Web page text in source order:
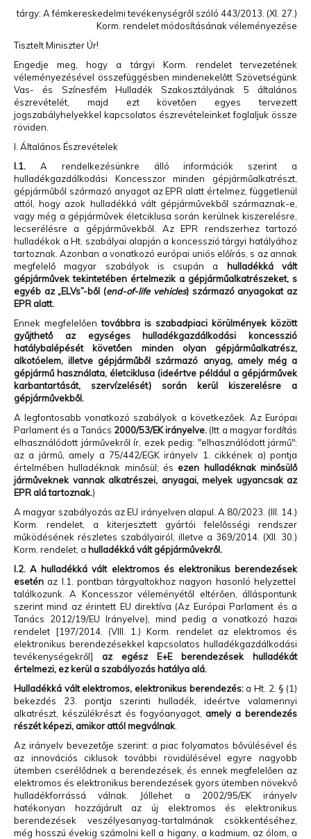
tárgy: A fémkereskedelmi tevékenységről szóló 443/2013. (XI. 27.)
Korm. rendelet módosításának véleményezése
Tisztelt Miniszter Úr!
Engedje meg, hogy a tárgyi Korm. rendelet tervezetének
véleményezésével összefüggésben mindenekelőtt Szövetségünk
Vas- és Színesfém Hulladék Szakosztályának 5 általános
észrevételét, majd ezt követően egyes tervezett
jogszabályhelyekkel kapcsolatos észrevételeinket foglaljuk össze
röviden.
I. Általános Észrevételek
I.1. A rendelkezésünkre álló információk szerint a
hulladékgazdálkodási Koncesszor minden gépjárműalkatrészt,
gépjárműből származó anyagot az EPR alatt értelmez, függetlenül
attól, hogy azok hulladékká vált gépjárművekből származnak-e,
vagy még a gépjárművek életciklusa során kerülnek kiszerelésre,
lecserélésre a gépjárművekből. Az EPR rendszerhez tartozó
hulladékok a Ht. szabályai alapján a koncesszió tárgyi hatályához
tartoznak. Azonban a vonatkozó európai uniós előírás, s az annak
megfelelő magyar szabályok is csupán a hulladékká vált
gépjárművek tekintetében értelmezik a gépjárműalkatrészeket, s
egyéb az „ELVs”-ből (end-of-life vehicles) származó anyagokat az
EPR alatt.
Ennek megfelelőentovábbra is szabadpiaci körülmények között
gyűjthető az egységes hulladékgazdálkodási koncesszió
hatálybalépését követően minden olyan gépjárműalkatrész,
alkotóelem, illetve gépjárműből származó anyag, amely még a
gépjármű használata, életciklusa (ideértve például a gépjárművek
karbantartását, szervízelését) során kerül kiszerelésre a
gépjárművekből.
A legfontosabb vonatkozó szabályok a következőek. Az Európai
Parlament és a Tanács 2000/53/EK irányelve. (Itt a magyar fordítás
elhasználódott járművekről ír, ezek pedig: "elhasználódott jármű":
az a jármű, amely a 75/442/EGK irányelv 1. cikkének a) pontja
értelmében hulladéknak minősül; és ezen hulladéknak minősülő
járműveknek vannak alkatrészei, anyagai, melyek ugyancsak az
EPR alá tartoznak.)
A magyar szabályozás az EU irányelven alapul. A 80/2023. (III. 14.)
Korm. rendelet, a kiterjesztett gyártói felelősségi rendszer
működésének részletes szabályairól, illetve a 369/2014. (XII. 30.)
Korm. rendelet, a hulladékká vált gépjárművekről.
I.2. A hulladékká vált elektromos és elektronikus berendezések
esetén az I.1. pontban tárgyaltokhoz nagyon hasonló helyzettel
találkozunk. A Koncesszor véleményétől eltérően, álláspontunk
szerint mind az érintett EU direktíva (Az Európai Parlament és a
Tanács 2012/19/EU Irányelve), mind pedig a vonatkozó hazai
rendelet [197/2014. (VIII. 1.) Korm. rendelet az elektromos és
elektronikus berendezésekkel kapcsolatos hulladékgazdálkodási
tevékenységekről] az egész E+E berendezések hulladékát
értelmezi, ez kerül a szabályozás hatálya alá.
Hulladékká vált elektromos, elektronikus berendezés: a Ht. 2. § (1)
bekezdés 23. pontja szerinti hulladék, ideértve valamennyi
alkatrészt, készülékrészt és fogyóanyagot,amely a berendezés
részét képezi, amikor attól megválnak
Az irányelv bevezetője szerint: a piac folyamatos bővülésével és
az innovációs ciklusok további rövidülésével egyre nagyobb
ütemben cserélődnek a berendezések, és ennek megfelelően az
elektromos és elektronikus berendezések gyors ütemben növekvő
hulladékforrássá válnak. Jóllehet a 2002/95/EK irányelv
hatékonyan hozzájárult az új elektromos és elektronikus
berendezések veszélyesanyag-tartalmának csökkentéséhez,
még hosszú évekig számolni kell a higany, a kadmium, az ólom, a